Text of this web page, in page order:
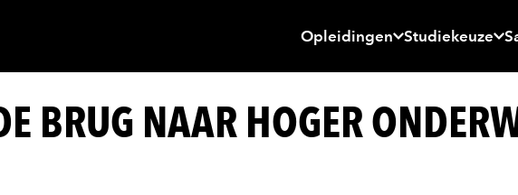
Opleidingen Studiekeuze
BRUG NAAR HOGER